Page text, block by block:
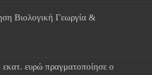
Βιολογική Γεωργία &
ευρώ πραγματοποίησε ο